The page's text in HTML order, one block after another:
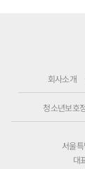
회사소개
청소년보호
서울
대